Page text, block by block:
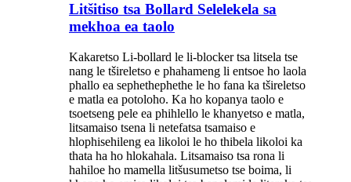
Litšitiso tsa Bollard Selelekela sa
mekhoa ea taolo
Kakaretso Li-bollard le li-blocker tsa litsela tse
nang le tšireletso e phahameng li entsoe ho laola
phallo ea sephethephethe le ho fana ka tšireletso
e matla ea potoloho. Ka ho kopanya taolo e
tsoetseng pele ea phihlello le khanyetso e matla,
litsamaiso tsena li netefatsa tsamaiso e
hlophisehileng ea likoloi le ho thibela likoloi ka
thata ha ho hlokahala. Litsamaiso tsa rona li
hahiloe ho mamella litšusumetso tse boima, li